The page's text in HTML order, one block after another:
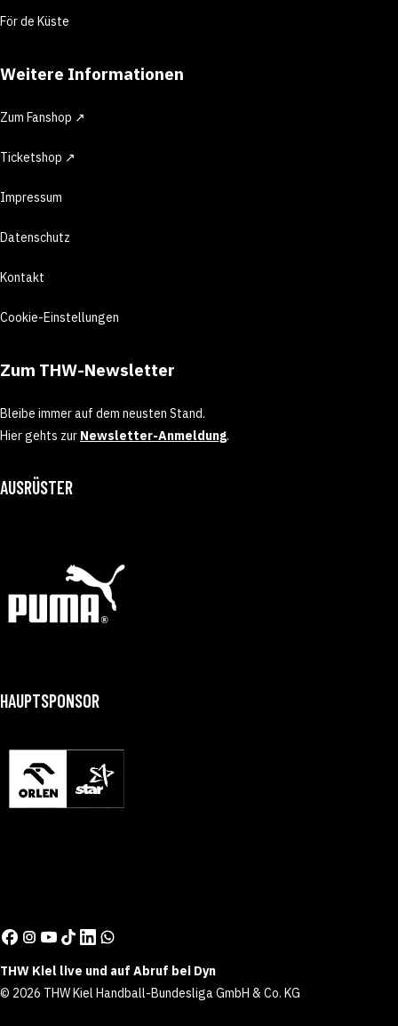
För de Küste
Weitere Informationen
Zum Fanshop ↗
Ticketshop ↗
Impressum
Datenschutz
Kontakt
Cookie-Einstellungen
Zum THW-Newsletter
Bleibe immer auf dem neusten Stand.
Hier gehts zur Newsletter-Anmeldung.
AUSRÜSTER
HAUPTSPONSOR
THW Kiel live und auf Abruf bei Dyn
© 2026 THW Kiel Handball-Bundesliga GmbH & Co. KG